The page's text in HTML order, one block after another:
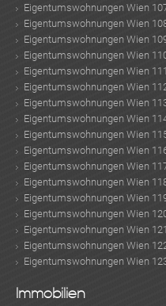
Eigentumswohnungen Wien
Eigentumswohnungen Wien
Eigentumswohnungen Wien
Eigentumswohnungen Wien
Eigentumswohnungen Wien
Eigentumswohnungen Wien
Eigentumswohnungen Wien
Eigentumswohnungen Wien
Eigentumswohnungen Wien
Eigentumswohnungen Wien
Eigentumswohnungen Wien
Eigentumswohnungen Wien
Eigentumswohnungen Wien
Eigentumswohnungen Wien
Eigentumswohnungen Wien
Eigentumswohnungen Wien
Eigentumswohnungen Wien
Immobilien